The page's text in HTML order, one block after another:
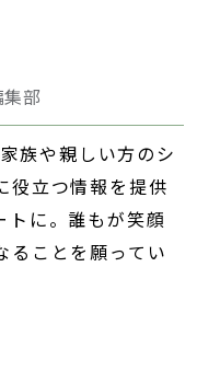
集部
族や親しい方のシ
役立つ情報を提供
トに。誰もが笑顔
ることを願ってい